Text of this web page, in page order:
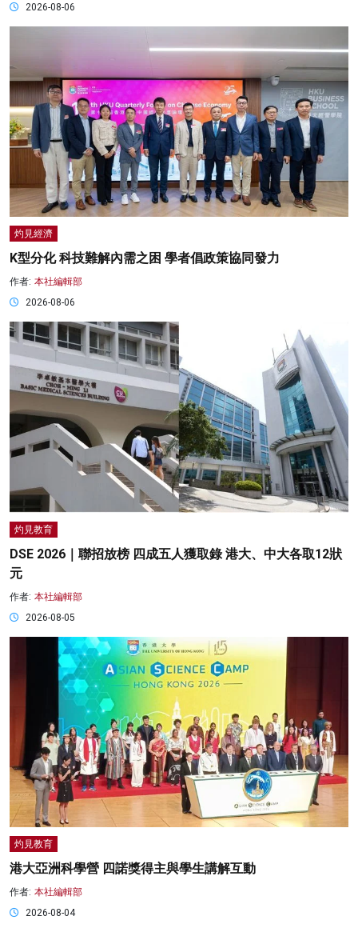
2026-08-06
灼見經濟
K型分化 科技難解內需之困 學者倡政策協同發力
作者: 本社編輯部
2026-08-06
灼見教育
DSE 2026｜聯招放榜 四成五人獲取錄 港大、中大各取12狀
元
作者: 本社編輯部
2026-08-05
灼見教育
港大亞洲科學營 四諾獎得主與學生講解互動
作者: 本社編輯部
2026-08-04